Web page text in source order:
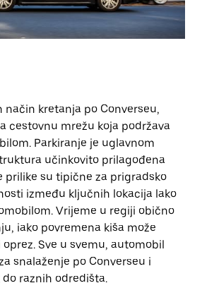
način kretanja po Converseu,
cestovnu mrežu koja podržava
Parkiranje je uglavnom
učinkovito prilagođena
prilike su tipične za prigradsko
između ključnih lokacija lako
Vrijeme u regiji obično
iako povremena kiša može
Sve u svemu, automobil
snalaženje po Converseu i
raznih odredišta.